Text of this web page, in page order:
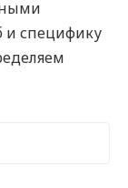
и специфику